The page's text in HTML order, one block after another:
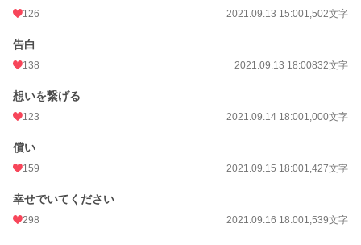
初回公開日時
初回完結日時
週間ポイント
月間ポイント 1,122 pt (22,598 位)
年間ポイント
累計ポイント
126 2021.09.13 15:001,502文字
告白
138 2021.09.13 18:00832文字
想いを繋げる
123 2021.09.14 18:001,000文字
償い
159 2021.09.15 18:001,427文字
幸せでいてください
298 2021.09.16 18:001,539文字